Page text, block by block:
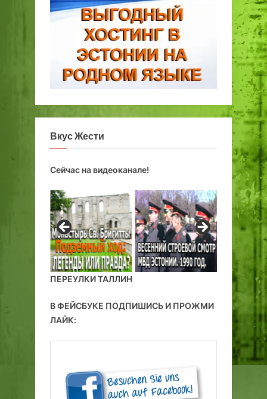
Вкус Жести
Сейчас на видеоканале!
ПЕРЕУЛКИ ТАЛЛИН
В ФЕЙСБУКЕ ПОДПИШИСЬ И ПРОЖМИ
ЛАЙК: